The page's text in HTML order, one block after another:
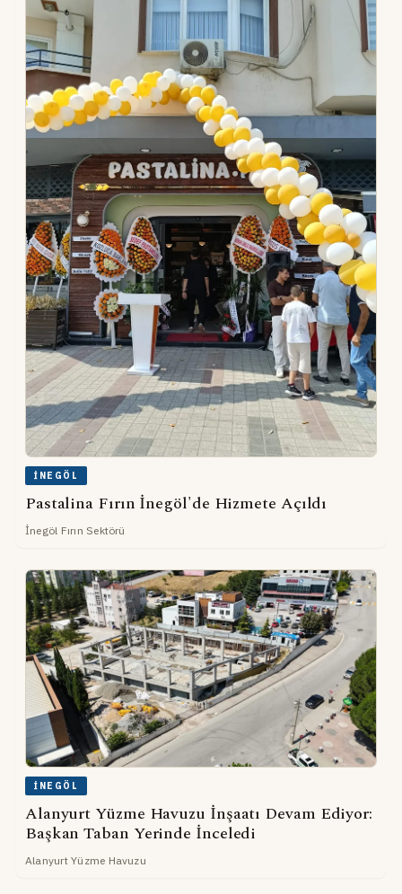
İNEGÖL
Pastalina Fırın İnegöl'de Hizmete Açıldı
İnegöl Fırın Sektörü
İNEGÖL
Alanyurt Yüzme Havuzu İnşaatı Devam Ediyor:
Başkan Taban Yerinde İnceledi
Alanyurt Yüzme Havuzu